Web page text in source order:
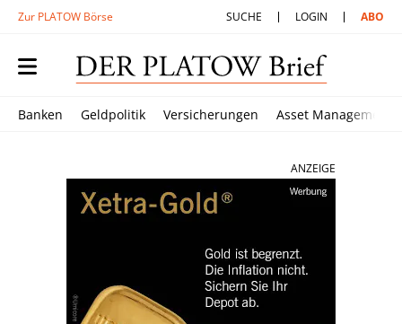
Zur PLATOW Börse SUCHE LOGIN ABO
Banken Geldpolitik Versicherungen Asset Management
ANZEIGE